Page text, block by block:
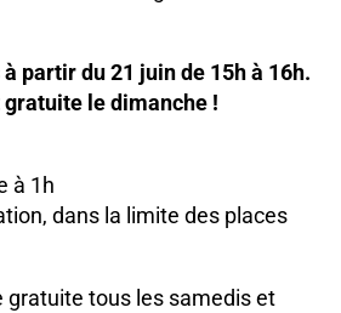
partir du 21 juin de 15h à 16h.
gratuite le dimanche !
à 1h
dans la limite des places
gratuite tous les samedis et